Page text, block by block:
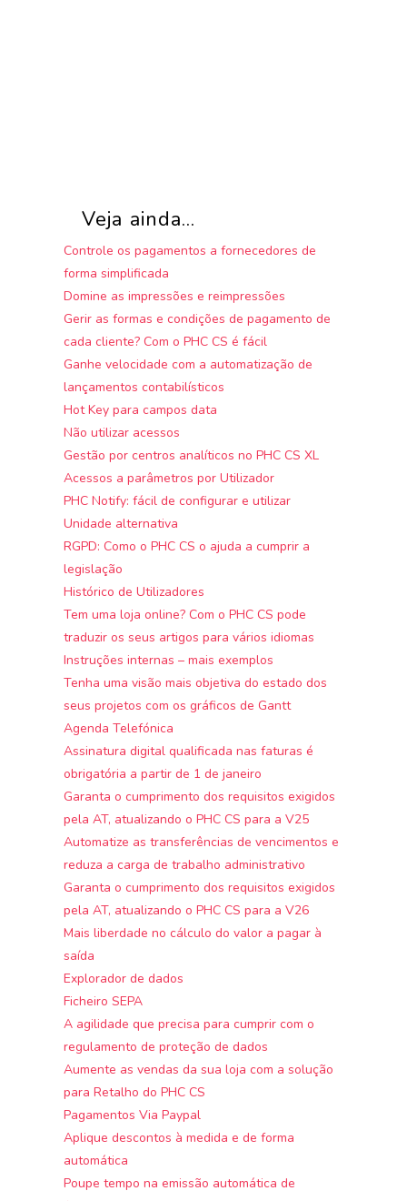
Veja ainda...
Controle os pagamentos a fornecedores de
forma simplificada
Domine as impressões e reimpressões
Gerir as formas e condições de pagamento de
cada cliente? Com o PHC CS é fácil
Ganhe velocidade com a automatização de
lançamentos contabilísticos
Hot Key para campos data
Não utilizar acessos
Gestão por centros analíticos no PHC CS XL
Acessos a parâmetros por Utilizador
PHC Notify: fácil de configurar e utilizar
Unidade alternativa
RGPD: Como o PHC CS o ajuda a cumprir a
legislação
Histórico de Utilizadores
Tem uma loja online? Com o PHC CS pode
traduzir os seus artigos para vários idiomas
Instruções internas – mais exemplos
Tenha uma visão mais objetiva do estado dos
seus projetos com os gráficos de Gantt
Agenda Telefónica
Assinatura digital qualificada nas faturas é
obrigatória a partir de 1 de janeiro
Garanta o cumprimento dos requisitos exigidos
pela AT, atualizando o PHC CS para a V25
Automatize as transferências de vencimentos e
reduza a carga de trabalho administrativo
Garanta o cumprimento dos requisitos exigidos
pela AT, atualizando o PHC CS para a V26
Mais liberdade no cálculo do valor a pagar à
saída
Explorador de dados
Ficheiro SEPA
A agilidade que precisa para cumprir com o
regulamento de proteção de dados
Aumente as vendas da sua loja com a solução
para Retalho do PHC CS
Pagamentos Via Paypal
Aplique descontos à medida e de forma
automática
Poupe tempo na emissão automática de